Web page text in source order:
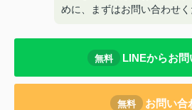
めに、まずはお問い合わせ
無料 LINEからお問
無料 お問い合